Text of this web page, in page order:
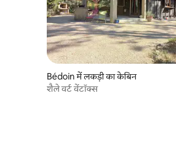
Bédoin में लकड़ी का केबिन
शैले वर्ट वेंटॉक्स